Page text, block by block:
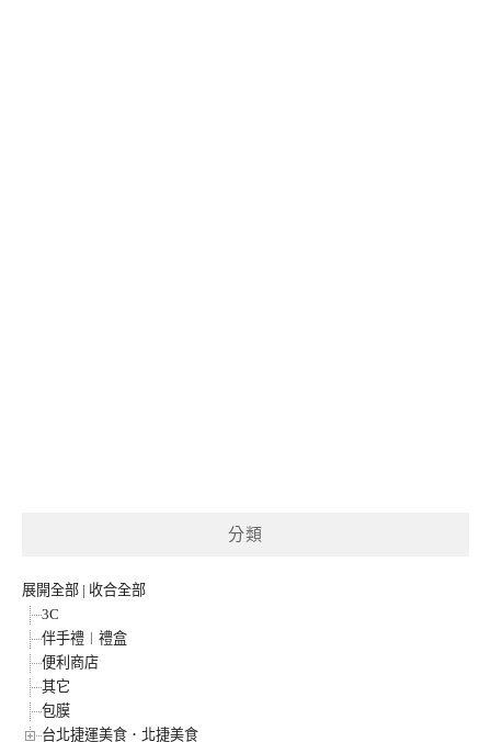
分類
展開全部 | 收合全部
3C
伴手禮︱禮盒
便利商店
其它
包膜
台北捷運美食．北捷美食